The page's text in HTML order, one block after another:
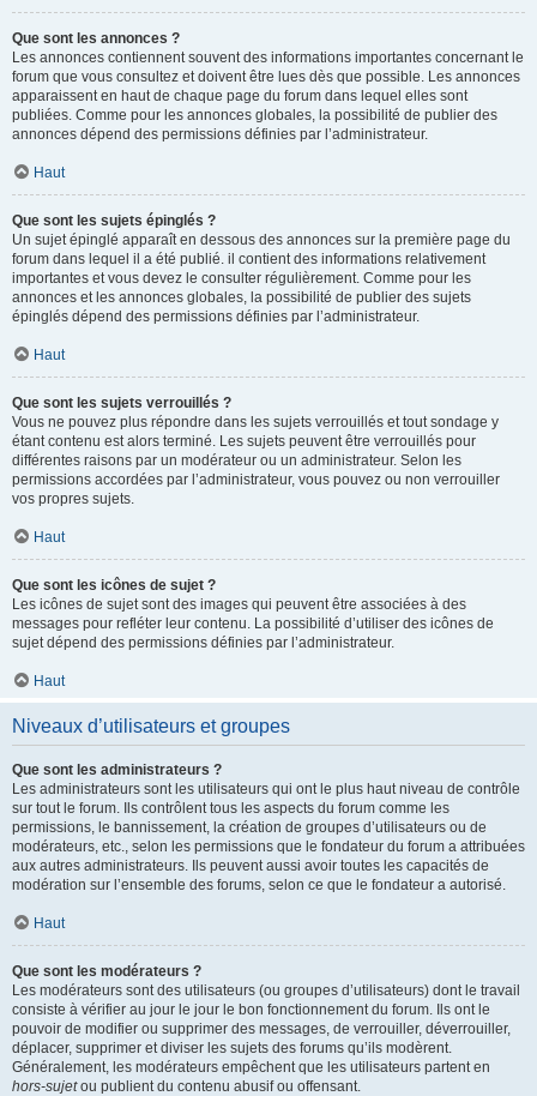
Que sont les annonces ?
Les annonces contiennent souvent des informations importantes concernant le
forum que vous consultez et doivent être lues dès que possible. Les annonces
apparaissent en haut de chaque page du forum dans lequel elles sont
publiées. Comme pour les annonces globales, la possibilité de publier des
annonces dépend des permissions définies par l’administrateur.
Haut
Que sont les sujets épinglés ?
Un sujet épinglé apparaît en dessous des annonces sur la première page du
forum dans lequel il a été publié. il contient des informations relativement
importantes et vous devez le consulter régulièrement. Comme pour les
annonces et les annonces globales, la possibilité de publier des sujets
épinglés dépend des permissions définies par l’administrateur.
Haut
Que sont les sujets verrouillés ?
Vous ne pouvez plus répondre dans les sujets verrouillés et tout sondage y
étant contenu est alors terminé. Les sujets peuvent être verrouillés pour
différentes raisons par un modérateur ou un administrateur. Selon les
permissions accordées par l’administrateur, vous pouvez ou non verrouiller
vos propres sujets.
Haut
Que sont les icônes de sujet ?
Les icônes de sujet sont des images qui peuvent être associées à des
messages pour refléter leur contenu. La possibilité d’utiliser des icônes de
sujet dépend des permissions définies par l’administrateur.
Haut
Niveaux d’utilisateurs et groupes
Que sont les administrateurs ?
Les administrateurs sont les utilisateurs qui ont le plus haut niveau de contrôle
sur tout le forum. Ils contrôlent tous les aspects du forum comme les
permissions, le bannissement, la création de groupes d’utilisateurs ou de
modérateurs, etc., selon les permissions que le fondateur du forum a attribuées
aux autres administrateurs. Ils peuvent aussi avoir toutes les capacités de
modération sur l’ensemble des forums, selon ce que le fondateur a autorisé.
Haut
Que sont les modérateurs ?
Les modérateurs sont des utilisateurs (ou groupes d’utilisateurs) dont le travail
consiste à vérifier au jour le jour le bon fonctionnement du forum. Ils ont le
pouvoir de modifier ou supprimer des messages, de verrouiller, déverrouiller,
déplacer, supprimer et diviser les sujets des forums qu’ils modèrent.
Généralement, les modérateurs empêchent que les utilisateurs partent en
hors-sujetou publient du contenu abusif ou offensant.